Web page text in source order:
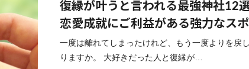
復縁が叶うと言われる最強神社12
恋愛成就にご利益がある強力なス
一度は離れてしまったけれど、もう一度よりを戻
りますか。 大好きだった人と復縁が…